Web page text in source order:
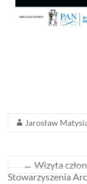
Jarosław
← Wizyta
Stowarzyszenia